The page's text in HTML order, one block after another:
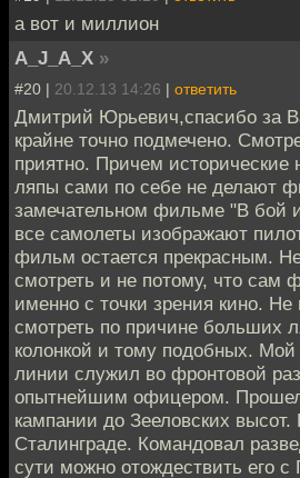
а вот и миллион
A_J_A_X »
#20 | 20.12.13 14:26 | ответить
Дмитрий Юрьевич,спасибо за
крайне точно подмечено.
приятно. Причем исторические
ляпы сами по себе не делают
замечательном фильме "В бой
все самолеты изображают
фильм остается прекрасным.
смотреть и не потому, что сам
именно с точки зрения кино.
смотреть по причине больших
колонкой и тому подобных. Мой
линии служил во фронтовой
опытнейшим офицером.
кампании до Зееловских высот.
Сталинграде. Командовал
сути можно отождествить его